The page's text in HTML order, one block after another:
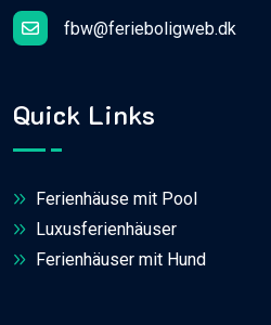
fbw@ferieboligweb.dk
Quick Links
Ferienhäuse mit Pool
Luxusferienhäuser
Ferienhäuser mit Hund